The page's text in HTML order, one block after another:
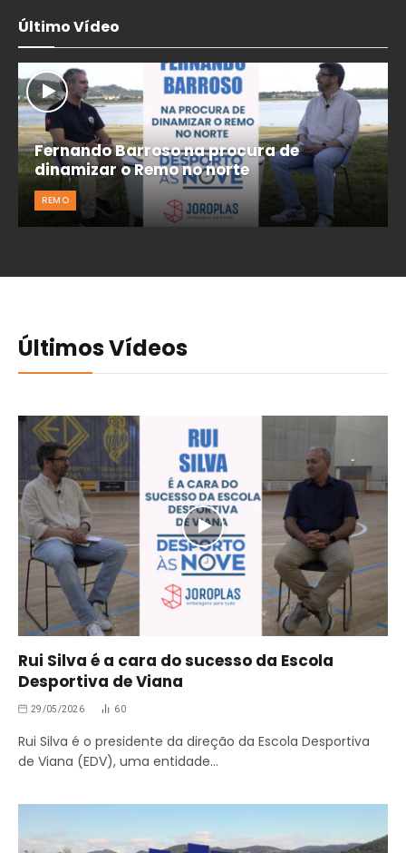
Último Vídeo
Fernando Barroso na procura de
dinamizar o Remo no norte
REMO
Últimos Vídeos
Rui Silva é a cara do sucesso da Escola
Desportiva de Viana
29/05/2026 60
Rui Silva é o presidente da direção da Escola Desportiva
de Viana (EDV), uma entidade…